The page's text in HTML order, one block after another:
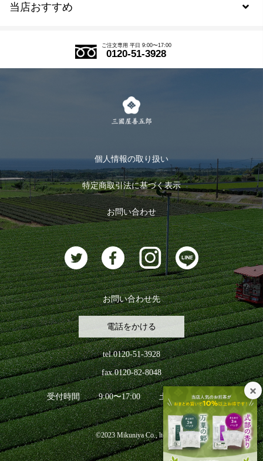
当店おすすめ
式部の香りシリーズ
お茶のギフト
おすすめのお茶
お茶に合うスイーツ
会員規約について
ログイン
ログアウト
ご注文専用 平日 9:00〜17:00
0120-51-3928
個人情報の取り扱い
特定商取引法に基づく表示
お問い合わせ
お問い合わせ先
電話をかける
tel.0120-51-3928
fax.0120-82-8048
受付時間 9:00〜17:00 土日祝日を除く
©2023 Mikuniya Co., ltd.